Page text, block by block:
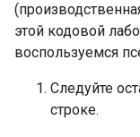
этой кодовой
воспользуемся
Следуйте
строке.